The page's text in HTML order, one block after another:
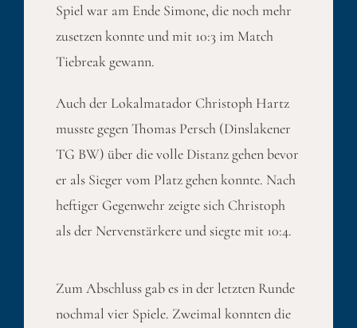
Spiel war am Ende Simone, die noch mehr
zusetzen konnte und mit 10:3 im Match
Tiebreak gewann.
Auch der Lokalmatador Christoph Hartz
musste gegen Thomas Persch (Dinslakener
TG BW) über die volle Distanz gehen bevor
er als Sieger vom Platz gehen konnte. Nach
heftiger Gegenwehr zeigte sich Christoph
als der Nervenstärkere und siegte mit 10:4.
Zum Abschluss gab es in der letzten Runde
nochmal vier Spiele. Zweimal konnten die